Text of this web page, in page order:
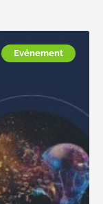
Evénement